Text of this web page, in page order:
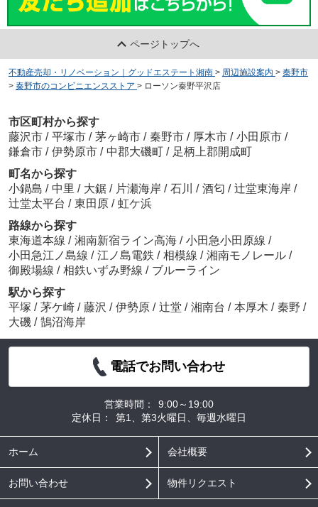
ページトップへ
不動産売却・リノベーション｜グッドエステート湘南 > 周辺施設案内 > 秦野市
> 秦野市のコンビニエンスストア > ローソン秦野平沢店
市区町村から探す
藤沢市 / 平塚市 / 茅ヶ崎市 / 秦野市 / 厚木市 / 小田原市 /
鎌倉市 / 伊勢原市 / 中郡大磯町 / 足柄上郡開成町
町名から探す
小鍋島 / 中里 / 大鋸 / 片瀬海岸 / 石川 / 酒匂 / 辻堂東海岸 /
辻堂太平台 / 東田原 / 虹ケ浜
路線から探す
東海道本線 / 湘南新宿ライン高海 / 小田急小田原線 /
小田急江ノ島線 / 江ノ島電鉄 / 相模線 / 湘南モノレール /
御殿場線 / 相鉄いずみ野線 / ブルーライン
駅から探す
平塚 / 茅ケ崎 / 藤沢 / 伊勢原 / 辻堂 / 湘南台 / 本厚木 / 秦野 /
大磯 / 鵠沼海岸
電話でお問い合わせ
営業時間：
9:00～19:00
定休日：
第1、第3火曜日、毎週水曜日
ホーム 会社概要
お問い合わせ 物件リクエスト